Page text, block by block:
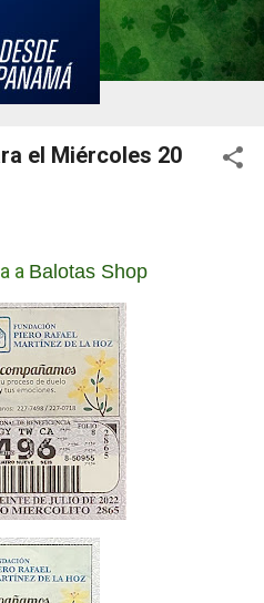
el Miércoles 20
a Balotas Shop